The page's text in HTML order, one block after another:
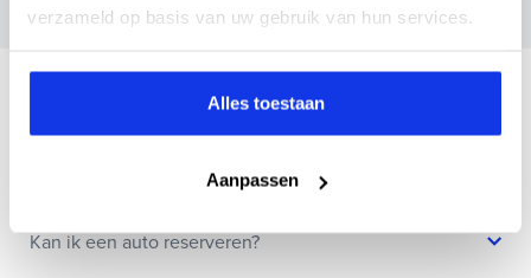
verzameld op basis van uw gebruik van hun services.
Alles toestaan
Aanpassen
Veelgestelde vragen
Kan ik een auto reserveren?